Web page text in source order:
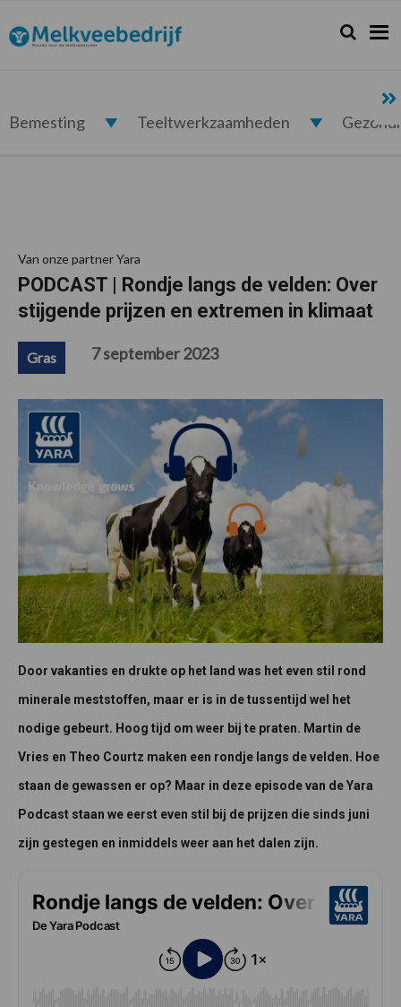
de
hoofdnavigatie
de
hoofd
de
eerste
de
voettekst
Melkveebedrijf.nl Zoeken...
Zoek
Bemesting Teeltwerkzaamheden
Van onze partner Yara
PODCAST | Rondje langs de velden: Over
stijgende prijzen en extremen in klimaat
Gras 7 september 2023
Door vakanties en drukte op het land was het even stil rond
minerale meststoffen, maar er is in de tussentijd wel het
nodige gebeurt. Hoog tijd om weer bij te praten. Martin de
Vries en Theo Courtz maken een rondje langs de velden. Hoe
staan de gewassen er op? Maar in deze episode van de Yara
Podcast staan we eerst even stil bij de prijzen die sinds juni
zijn gestegen en inmiddels weer aan het dalen zijn.